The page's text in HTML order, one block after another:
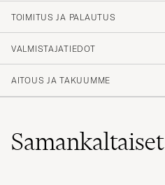
TOIMITUS JA PALAUTUS
VALMISTAJATIEDOT
AITOUS JA TAKUUMME
Samankaltaiset